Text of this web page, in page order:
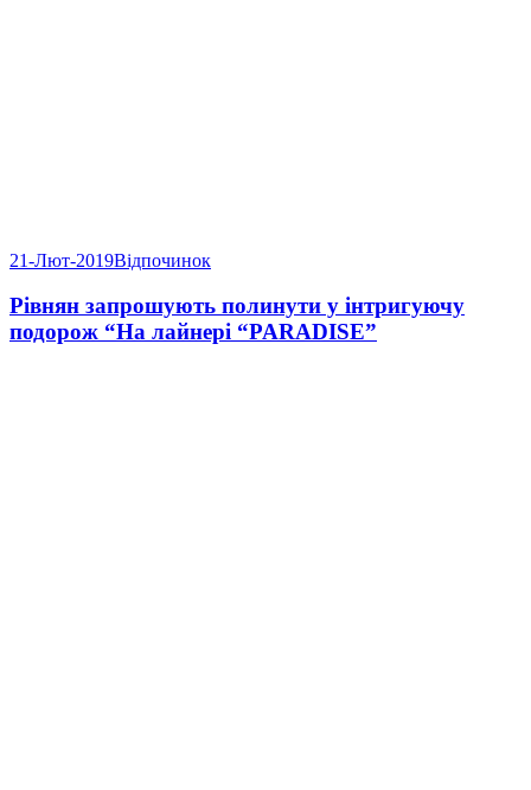
21-Лют-2019Відпочинок
Рівнян запрошують полинути у інтригуючу
подорож “На лайнері “PARADISE”